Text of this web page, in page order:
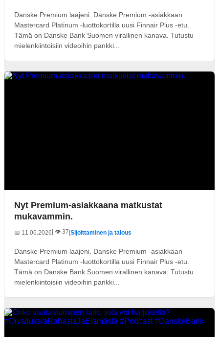
Danske Premium laajeni. Danske Premium -asiakkaan
Mastercard Platinum -luottokortilla uusi Finnair Plus -etu.
Tämä on Danske Bank Suomen virallinen kanava. Tutustu
mielenkiintoisiin videoihin pankki...
Nyt Premium-asiakkaana matkustat
mukavammin.
📅 11.06.2026 | 👁️ 37|Sijoittaminen ja talous
Danske Premium laajeni. Danske Premium -asiakkaan
Mastercard Platinum -luottokortilla uusi Finnair Plus -etu.
Tämä on Danske Bank Suomen virallinen kanava. Tutustu
mielenkiintoisiin videoihin pankki...